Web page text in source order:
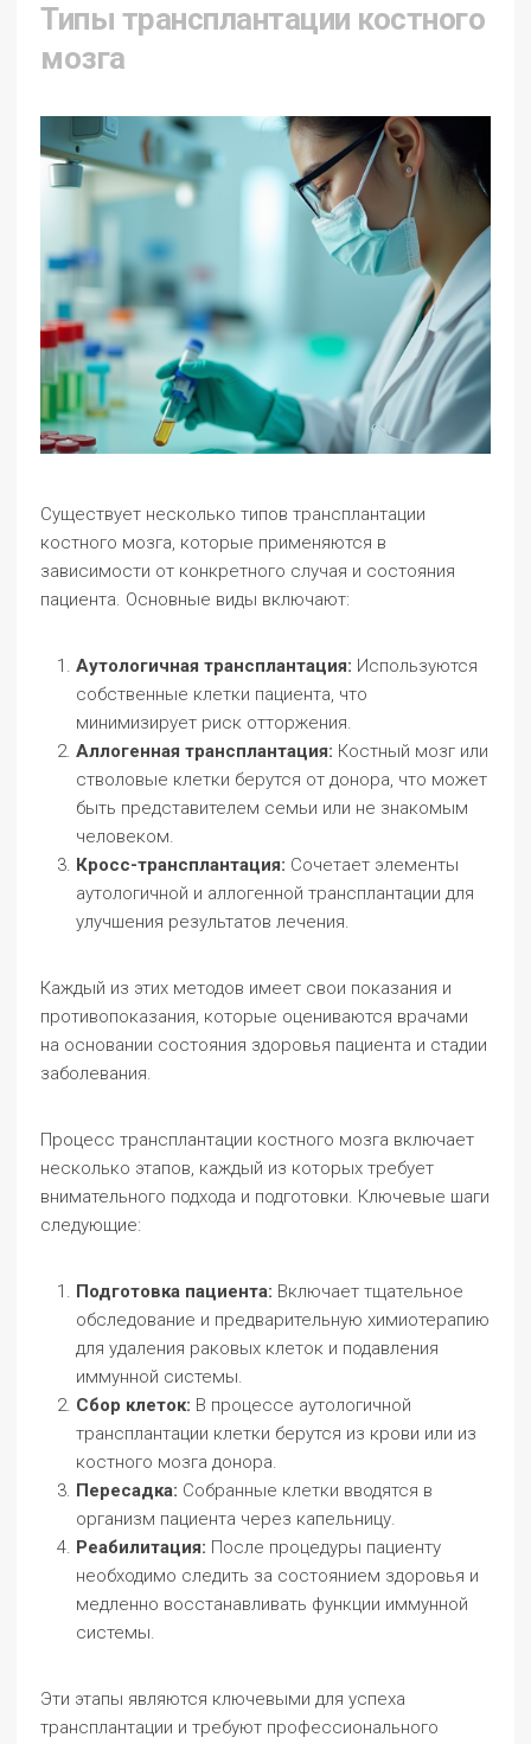
Типы трансплантации костного
мозга
Существует несколько типов трансплантации
костного мозга, которые применяются в
зависимости от конкретного случая и состояния
пациента. Основные виды включают:
Аутологичная трансплантация: Используются
собственные клетки пациента, что
минимизирует риск отторжения.
Аллогенная трансплантация: Костный мозг или
стволовые клетки берутся от донора, что может
быть представителем семьи или не знакомым
человеком.
Кросс-трансплантация: Сочетает элементы
аутологичной и аллогенной трансплантации для
улучшения результатов лечения.
Каждый из этих методов имеет свои показания и
противопоказания, которые оцениваются врачами
на основании состояния здоровья пациента и стадии
заболевания.
Процесс трансплантации костного мозга включает
несколько этапов, каждый из которых требует
внимательного подхода и подготовки. Ключевые шаги
следующие:
Подготовка пациента: Включает тщательное
обследование и предварительную химиотерапию
для удаления раковых клеток и подавления
иммунной системы.
Сбор клеток: В процессе аутологичной
трансплантации клетки берутся из крови или из
костного мозга донора.
Пересадка: Собранные клетки вводятся в
организм пациента через капельницу.
Реабилитация: После процедуры пациенту
необходимо следить за состоянием здоровья и
медленно восстанавливать функции иммунной
системы.
Эти этапы являются ключевыми для успеха
трансплантации и требуют профессионального